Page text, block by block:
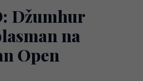
Džumhur
na
Open